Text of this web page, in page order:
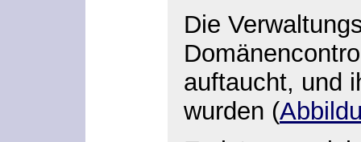
Die
auftaucht, und
wurden (